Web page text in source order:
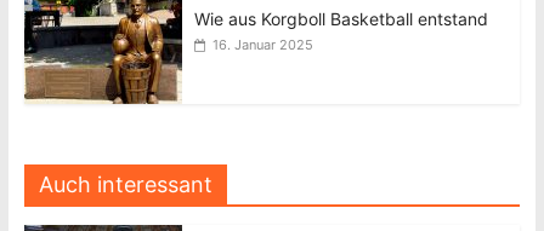
Wie aus Korgboll Basketball entstand
16. Januar 2025
Auch interessant